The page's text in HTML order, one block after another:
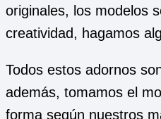
originales, los modelos
creatividad, hagamos
Todos estos adornos
además, tomamos el
forma según nuestros